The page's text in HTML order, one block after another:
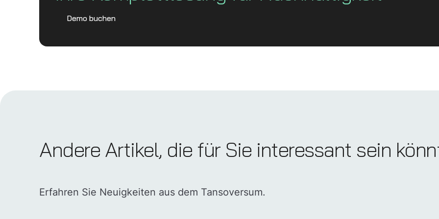
Demo buchen
Andere Artikel, die für Sie interessant sein
Erfahren Sie Neuigkeiten aus dem Tansoversum.